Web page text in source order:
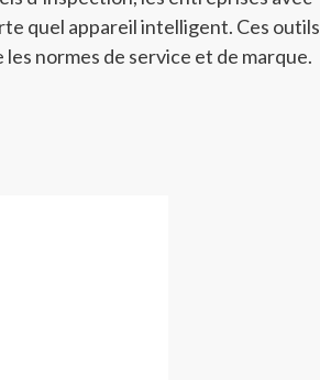
quel appareil intelligent. Ces outils
normes de service et de marque.